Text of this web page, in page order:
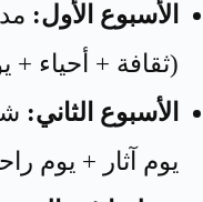
الأسبوع الأول:
(ثقافة + أحياء +
الأسبوع الثاني:
يوم آثار + يوم